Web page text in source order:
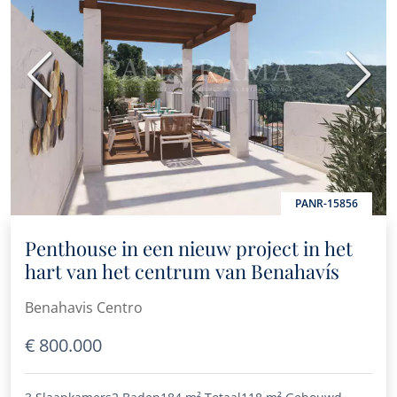
PANR-15856
Vorige
Penthouse in een nieuw project in het
hart van het centrum van Benahavís
Benahavis Centro
€ 800.000